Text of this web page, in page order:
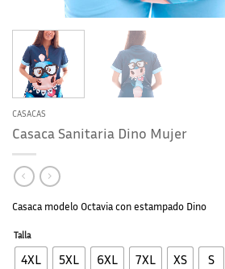
CASACAS
Casaca Sanitaria Dino Mujer
Casaca modelo Octavia con estampado Dino
Talla
4XL 5XL 6XL 7XL XS S